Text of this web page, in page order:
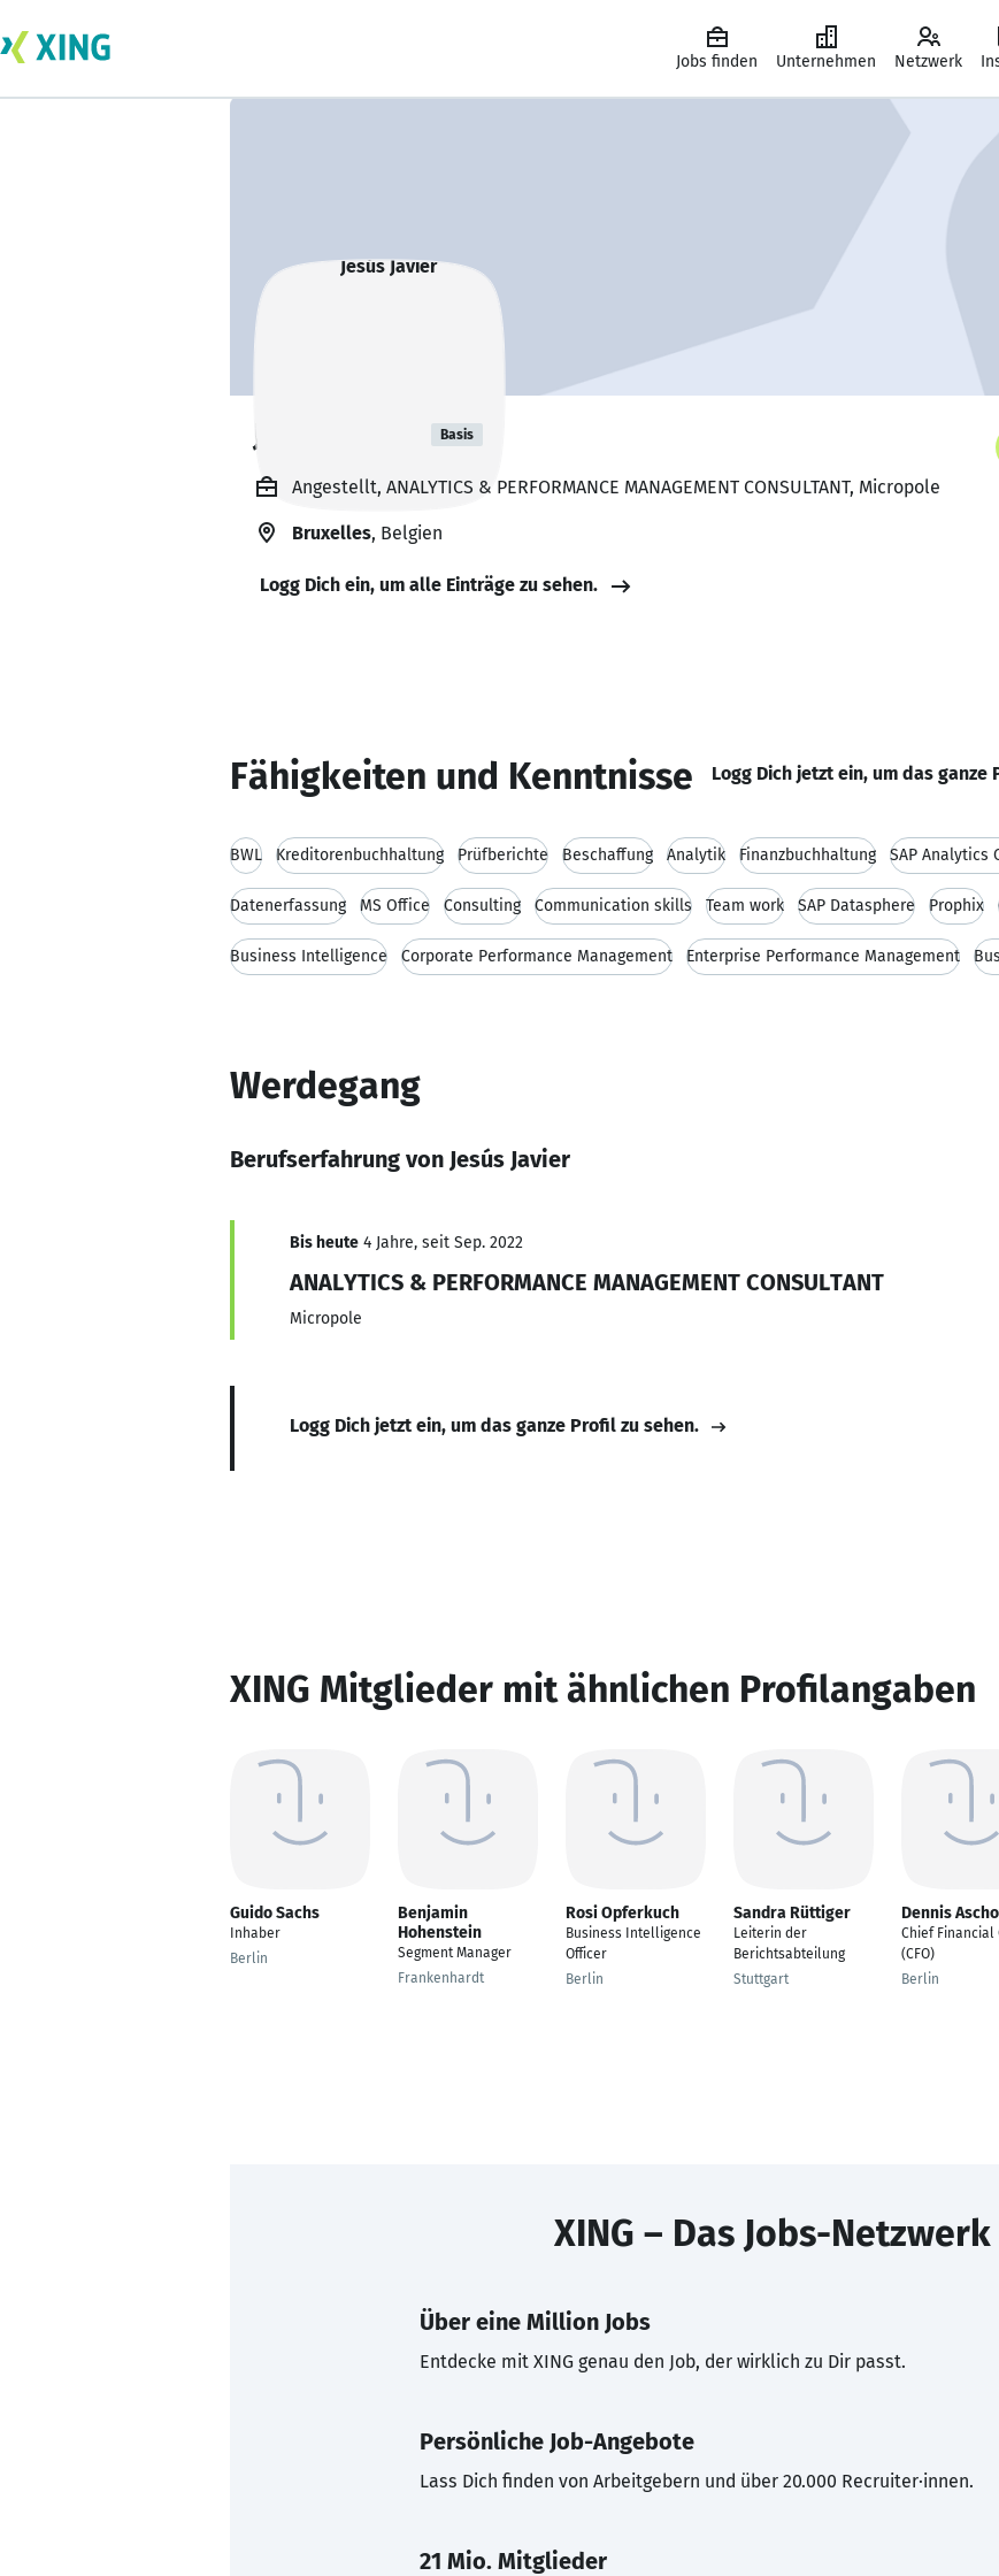
Jobs finden Unternehmen Netzwerk
Jesús Javier Basis
Angestellt, ANALYTICS & PERFORMANCE MANAGEMENT CONSULTANT, Micropole
Bruxelles, Belgien
Logg Dich ein, um alle Einträge zu sehen.
Fähigkeiten und Kenntnisse Logg Dich jetzt ein, um das ganze
BWL Kreditorenbuchhaltung Prüfberichte Beschaffung Analytik Finanzbuchhaltung SAP Analytics
Datenerfassung MS Office Consulting Communication skills Team work SAP Datasphere Prophix
Business Intelligence Corporate Performance Management Enterprise Performance Management
Werdegang
Berufserfahrung von Jesús Javier
Bis heute 4 Jahre, seit Sep. 2022
ANALYTICS & PERFORMANCE MANAGEMENT CONSULTANT
Micropole
Logg Dich jetzt ein, um das ganze Profil zu sehen.
XING Mitglieder mit ähnlichen Profilangaben
Guido Sachs
Inhaber
Berlin
Benjamin
Hohenstein
Segment Manager
Frankenhardt
Rosi Opferkuch
Business Intelligence
Officer
Berlin
Sandra Rüttiger
Leiterin der
Berichtsabteilung
Stuttgart
Dennis
Chief Financial
(CFO)
Berlin
XING – Das Jobs-Netzwerk
Über eine Million Jobs
Entdecke mit XING genau den Job, der wirklich zu Dir passt.
Persönliche Job-Angebote
Lass Dich finden von Arbeitgebern und über 20.000 Recruiter·innen.
21 Mio. Mitglieder